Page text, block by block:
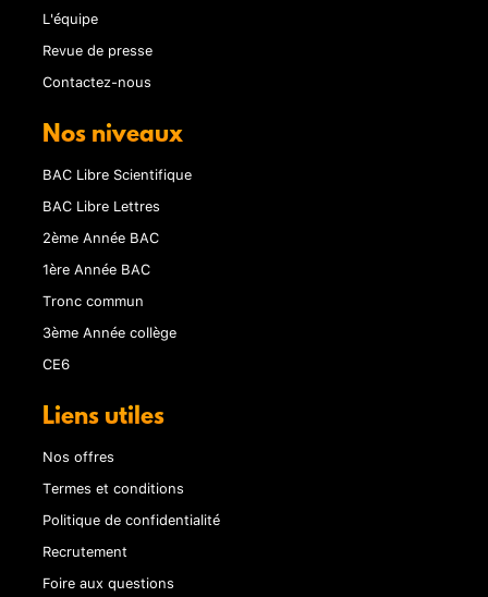
L'équipe
Revue de presse
Contactez-nous
Nos niveaux
BAC Libre Scientifique
BAC Libre Lettres
2ème Année BAC
1ère Année BAC
Tronc commun
3ème Année collège
CE6
Liens utiles
Nos offres
Termes et conditions
Politique de confidentialité
Recrutement
Foire aux questions